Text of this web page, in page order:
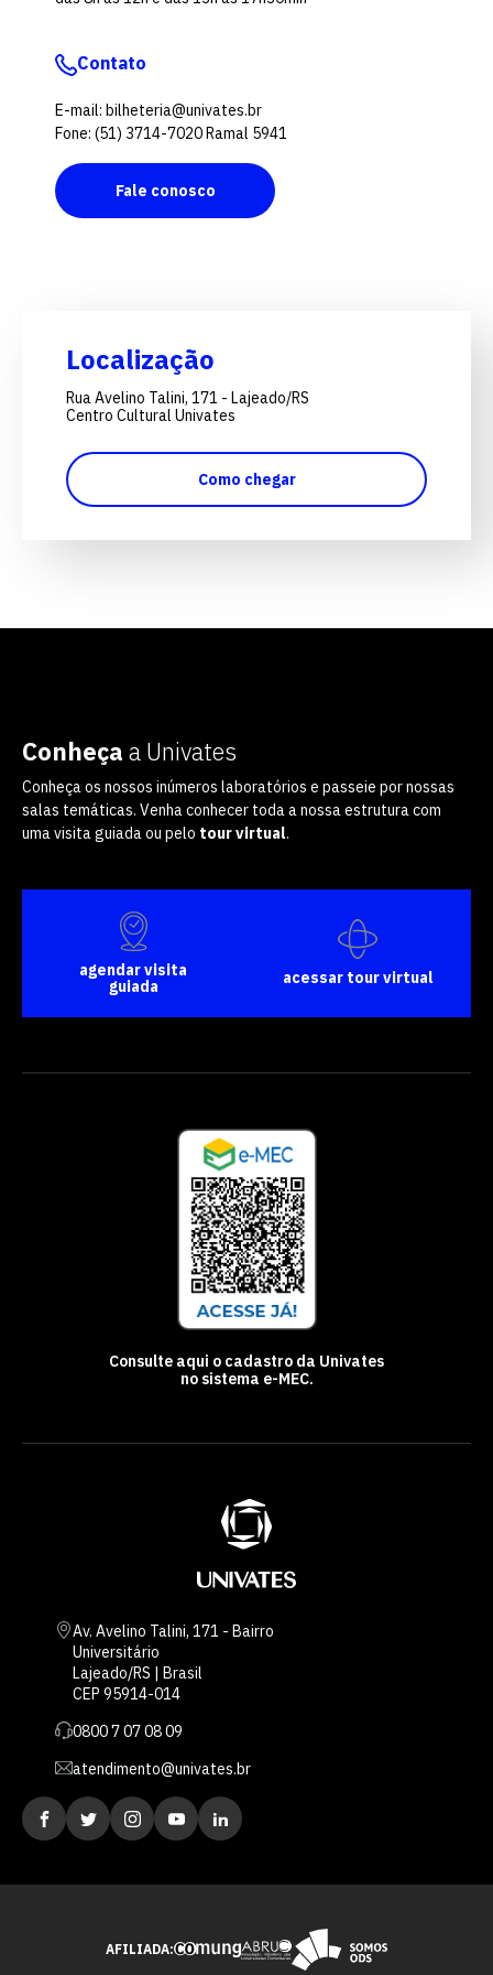
Contato
E-mail: bilheteria@univates.br
Fone: (51) 3714-7020 Ramal 5941
Fale conosco
Localização
Rua Avelino Talini, 171 - Lajeado/RS
Centro Cultural Univates
Como chegar
Conheça a Univates
Conheça os nossos inúmeros laboratórios e passeie por nossas
salas temáticas. Venha conhecer toda a nossa estrutura com
uma visita guiada ou pelo tour virtual.
agendar visita
guiada
acessar tour virtual
Consulte aqui o cadastro da Univates
no sistema e-MEC.
Av. Avelino Talini, 171 - Bairro
Universitário
Lajeado/RS | Brasil
CEP 95914-014
0800 7 07 08 09
atendimento@univates.br
AFILIADA: